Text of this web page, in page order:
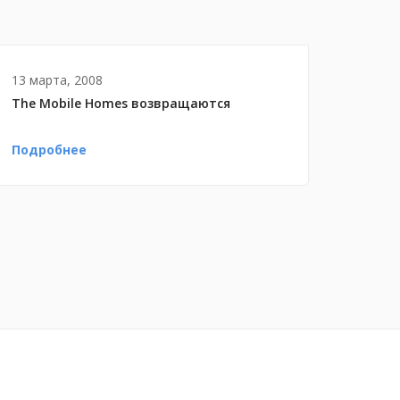
13 марта, 2008
The Mobile Homes возвращаются
Подробнее